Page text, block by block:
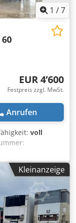
1 /7
EUR 4’600
Festpreis zzgl. MwSt.
Anrufen
voll
3’500
mm, Regalhöhe:
mm,
43’500
Kleinanzeige